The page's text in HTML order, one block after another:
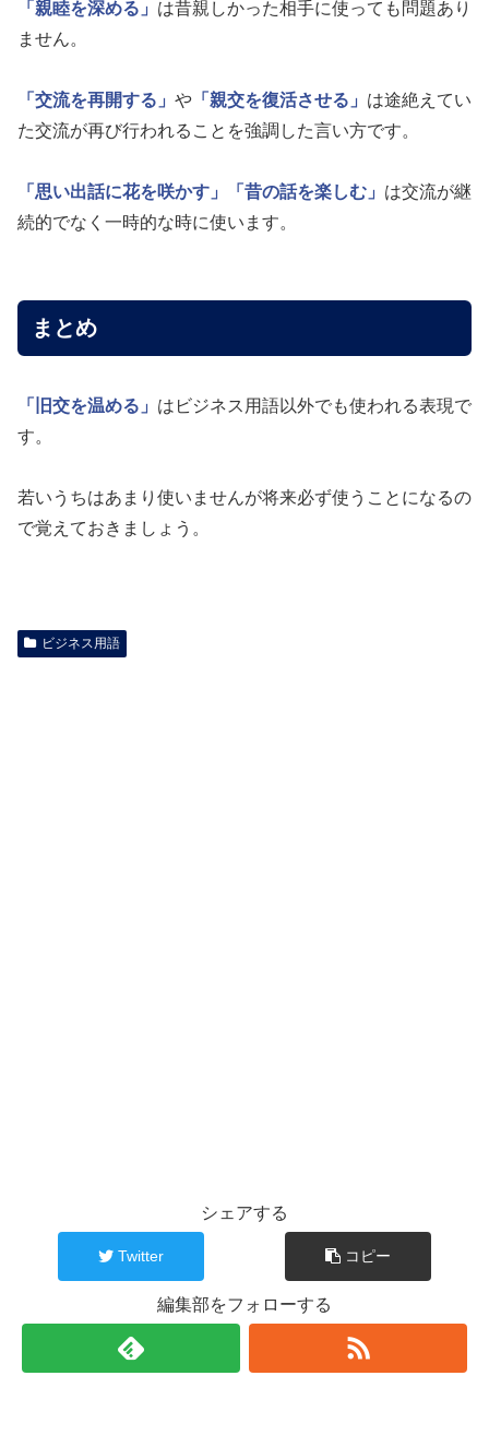
「親睦を深める」 は昔親しかった相手に使っても問題あり
ません。
「交流を再開する」 や 「親交を復活させる」 は途絶えてい
た交流が再び行われることを強調した言い方です。
「思い出話に花を咲かす」 「昔の話を楽しむ」 は交流が継
続的でなく一時的な時に使います。
まとめ
「旧交を温める」 はビジネス用語以外でも使われる表現で
す。
若いうちはあまり使いませんが将来必ず使うことになるの
で覚えておきましょう。
ビジネス用語
シェアする
Twitter コピー
編集部をフォローする